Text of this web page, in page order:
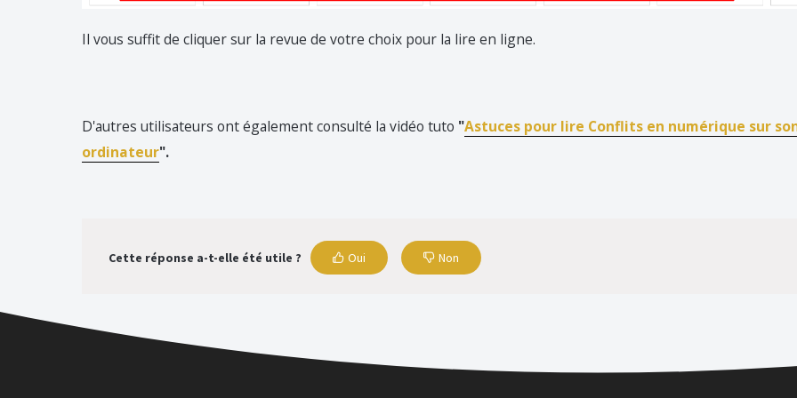
Il vous suffit de cliquer sur la revue de votre choix pour la lire en ligne.
D'autres utilisateurs ont également consulté la vidéo tuto "Astuces pour lire Conflits en numérique sur
ordinateur".
Cette réponse a-t-elle été utile ? Oui Non